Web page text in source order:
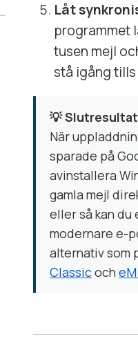
Låt
programmet
tusen mejl
stå igång
💡
När
sparade på
avinstallera
gamla mejl
eller så kan
modernare e-
alternativ som
Classic och